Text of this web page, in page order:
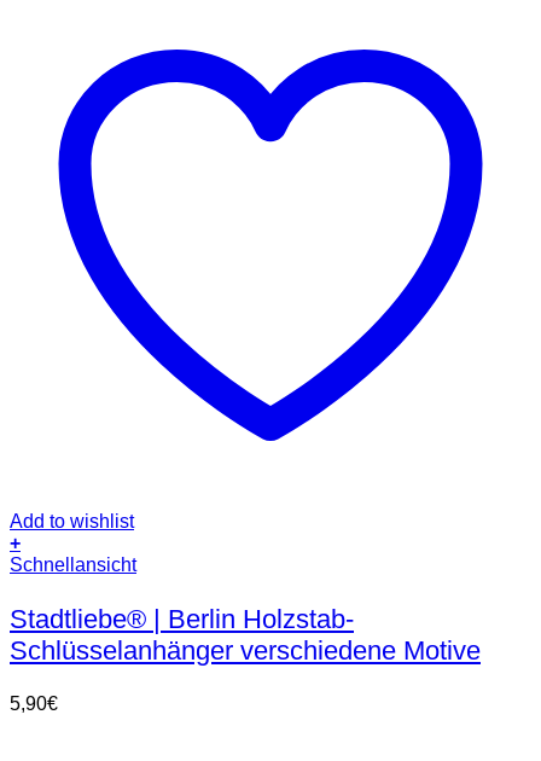
Add to wishlist
+
Dieses
weist
mehrere
Varianten
Die
Optionen
Schnellansicht
Stadtliebe® | Berlin Holzstab-
Schlüsselanhänger verschiedene Motive
5,90€